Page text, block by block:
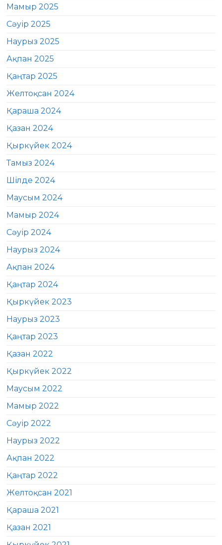
Мамыр 2025
Сәуір 2025
Наурыз 2025
Ақпан 2025
Қаңтар 2025
Желтоқсан 2024
Қараша 2024
Қазан 2024
Қыркүйек 2024
Тамыз 2024
Шілде 2024
Маусым 2024
Мамыр 2024
Сәуір 2024
Наурыз 2024
Ақпан 2024
Қаңтар 2024
Қыркүйек 2023
Наурыз 2023
Қаңтар 2023
Қазан 2022
Қыркүйек 2022
Маусым 2022
Мамыр 2022
Сәуір 2022
Наурыз 2022
Ақпан 2022
Қаңтар 2022
Желтоқсан 2021
Қараша 2021
Қазан 2021